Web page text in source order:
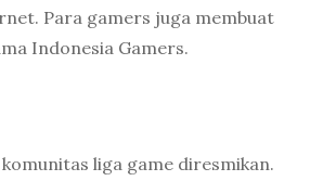
Para gamers juga membuat
Indonesia Gamers.
liga game diresmikan.